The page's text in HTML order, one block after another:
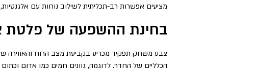
מציעים אפשרות רב-תכליתית לשילוב נוחות עם
בחינת ההשפעה של פלטת
צבע משחק תפקיד מכריע בקביעת מצב הרוח והאווירה
הכלליים של החדר. לדוגמה, גוונים חמים כמו אדום וכתום